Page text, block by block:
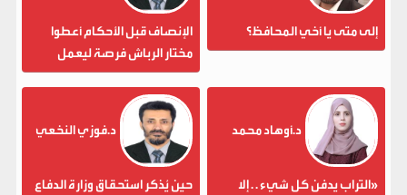
إلى متى يا أخي المحافظ؟
الإنصاف قبل الأحكام أعطوا
مختار الرباش فرصة ليعمل
د.أوهاد محمد
«التراب يدفن كل شيء . . إلا
د.فوزي النخعي
حين يُذكر استحقاق وزارة الدفاع